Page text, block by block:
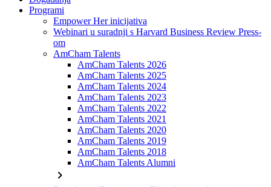
Programi
Empower Her inicijativa
Webinari u suradnji s Harvard Business Review Press-
om
AmCham Talents
AmCham Talents 2026
AmCham Talents 2025
AmCham Talents 2024
AmCham Talents 2023
AmCham Talents 2022
AmCham Talents 2021
AmCham Talents 2020
AmCham Talents 2019
AmCham Talents 2018
AmCham Talents Alumni
chevron_right